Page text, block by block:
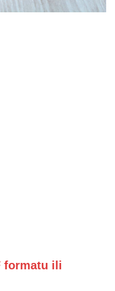
formatu ili